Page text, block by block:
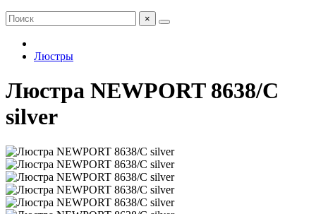
×
Люстры
Люстра NEWPORT 8638/C
silver